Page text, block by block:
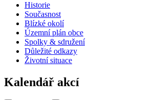
Historie
Současnost
Blízké okolí
Územní plán obce
Spolky & sdružení
Důležité odkazy
Životní situace
Kalendář akcí